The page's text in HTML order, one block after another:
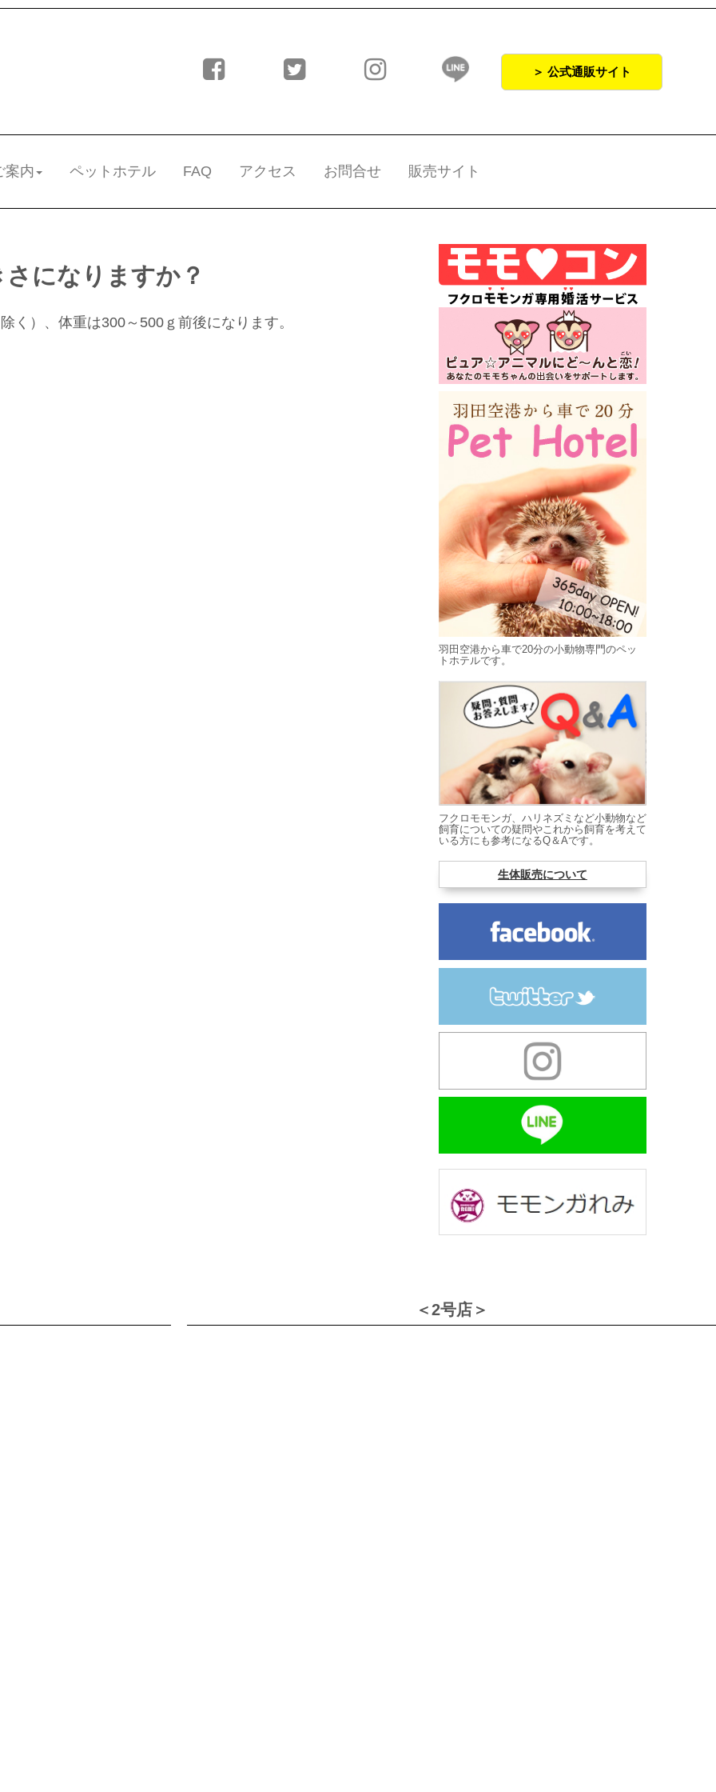
＞ 公式通販サイト
案内 ペットホテル FAQ アクセス お問合せ 販売サイト
になりますか？
く）、体重は300～500ｇ前後になります。
羽田空港から車で20分の小動物専門のペッ
トホテルです。
フクロモモンガ、ハリネズミなど小動物など
飼育についての疑問やこれから飼育を考えて
いる方にも参考になるQ＆Aです。
生体販売について
＜2号店＞